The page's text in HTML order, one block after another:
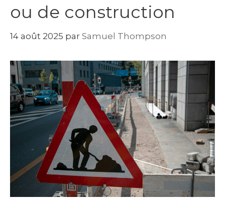
ou de construction
14 août 2025 par Samuel Thompson